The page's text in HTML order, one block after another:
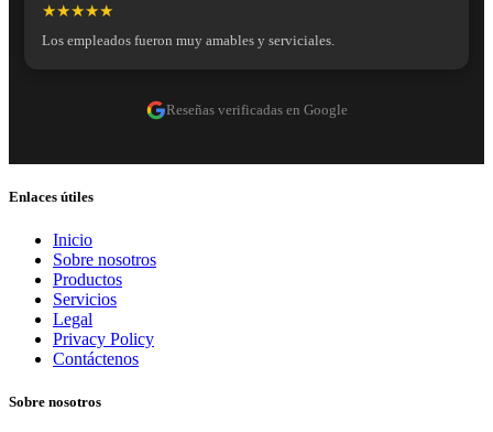
★★★★★
Los empleados fueron muy amables y serviciales.
Reseñas verificadas en Google
Enlaces útiles
Inicio
Sobre nosotros
Productos
Servicios
Legal
Privacy Policy
Contáctenos
Sobre nosotros